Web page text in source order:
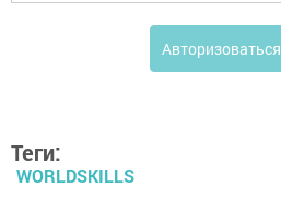
Авторизоваться
Теги:
WORLDSKILLS